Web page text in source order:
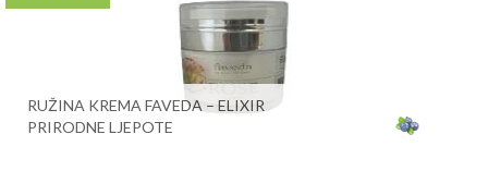
RUŽINA KREMA FAVEDA – ELIXIR
PRIRODNE LJEPOTE